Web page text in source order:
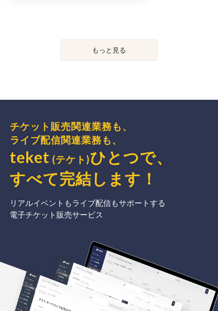
もっと見る
チケット販売関連業務も、
ライブ配信関連業務も、
teket (テケト)ひとつで、
すべて完結 します ！
リアルイベントもライブ配信もサポートする
電子チケット販売サービス